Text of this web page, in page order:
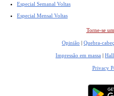
Especial Semanal Voltas
Especial Mensal Voltas
Torne-se
Opinião | Quebra-
Impressão em massa |
Privacy